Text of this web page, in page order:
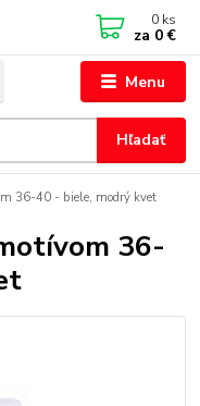
Menu
Hľadať
0 ks
za 0 €
36-40 - biele, modrý kvet
36-